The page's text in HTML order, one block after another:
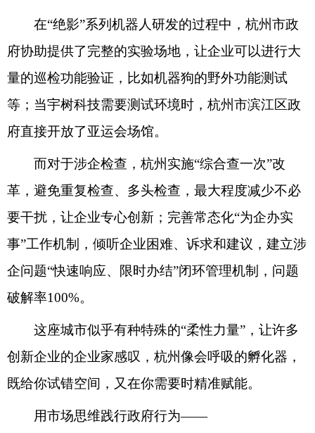
在“绝影”系列机器人研发的过程中，杭州市政
府协助提供了完整的实验场地，让企业可以进行大
量的巡检功能验证，比如机器狗的野外功能测试
等；当宇树科技需要测试环境时，杭州市滨江区政
府直接开放了亚运会场馆。
而对于涉企检查，杭州实施“综合查一次”改
革，避免重复检查、多头检查，最大程度减少不必
要干扰，让企业专心创新；完善常态化“为企办实
事”工作机制，倾听企业困难、诉求和建议，建立涉
企问题“快速响应、限时办结”闭环管理机制，问题
破解率100%。
这座城市似乎有种特殊的“柔性力量”，让许多
创新企业的企业家感叹，杭州像会呼吸的孵化器，
既给你试错空间，又在你需要时精准赋能。
用市场思维践行政府行为——